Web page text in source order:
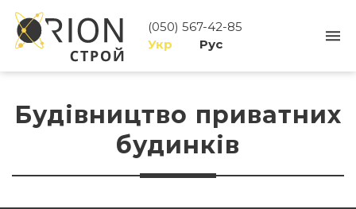
(050) 567-42-85
Укр
Рус
Будівництво приватних
будинків